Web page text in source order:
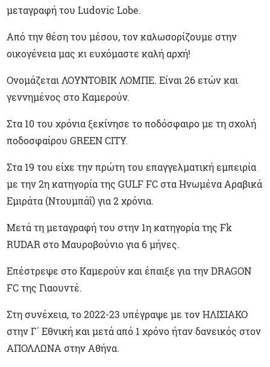
μεταγραφή του Ludovic Lobe.
Από την θέση του μέσου, τον καλωσορίζουμε στην
οικογένεια μας κι ευχόμαστε καλή αρχή!
Ονομάζεται ΛΟΥΝΤΟΒΙΚ ΛΟΜΠΕ. Είναι 26 ετών και
γεννημένος στο Καμερούν.
Στα 10 του χρόνια ξεκίνησε το ποδόσφαιρο με τη σχολή
ποδοσφαίρου GREEN CITY.
Στα 19 του είχε την πρώτη του επαγγελματική εμπειρία
με την 2η κατηγορία της GULF FC στα Ηνωμένα Αραβικά
Εμιράτα (Ντουμπάΐ) για 2 χρόνια.
Μετά τη μεταγραφή του στην 1η κατηγορία της Fk
RUDAR στο Μαυροβούνιο για 6 μήνες.
Επέστρεψε στο Καμερούν και έπαιξε για την DRAGON
FC της Γιαουντέ.
Στη συνέχεια, το 2022-23 υπέγραψε με τον ΗΛΙΣΙΑΚΟ
στην Γ΄ Εθνική και μετά από 1 χρόνο ήταν δανεικός στον
ΑΠΟΛΛΩΝΑ στην Αθήνα.